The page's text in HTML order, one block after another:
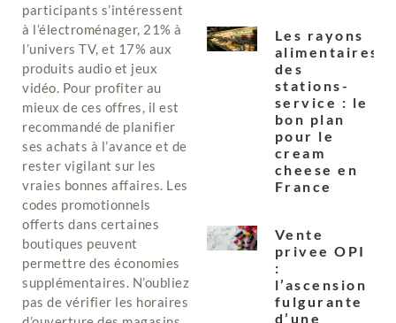
participants s’intéressent
à l’électroménager, 21% à
l’univers TV, et 17% aux
produits audio et jeux
vidéo. Pour profiter au
mieux de ces offres, il est
recommandé de planifier
ses achats à l’avance et de
rester vigilant sur les
vraies bonnes affaires. Les
codes promotionnels
offerts dans certaines
boutiques peuvent
permettre des économies
supplémentaires. N’oubliez
pas de vérifier les horaires
Les rayons
alimentaires
des
stations-
service : le
bon plan
pour le
cream
cheese en
France
Vente
privee OPI
:
l’ascension
fulgurante
d’une